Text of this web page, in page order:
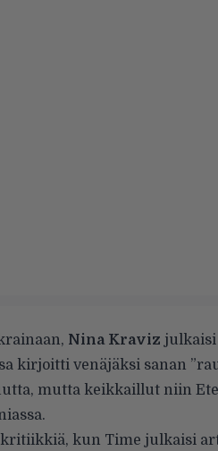
Nina Kraviz julkaisi
kirjoitti venäjäksi sanan
mutta keikkaillut niin
kun Time julkaisi